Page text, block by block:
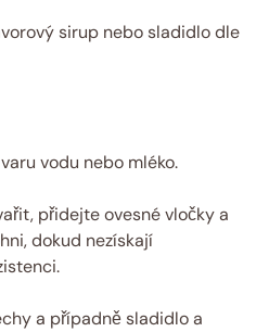
sirup nebo sladidlo dle
vodu nebo mléko.
přidejte ovesné vločky a
dokud nezískají
a případně sladidlo a